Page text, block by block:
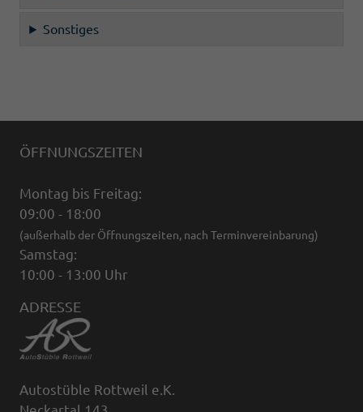
Sonstiges
ÖFFNUNGSZEITEN
Montag bis Freitag:
09:00 - 18:00
(außerhalb der Öffnungszeiten, nach Terminvereinbarung)
Samstag:
10:00 - 13:00 Uhr
ADRESSE
Autostüble Rottweil e.K.